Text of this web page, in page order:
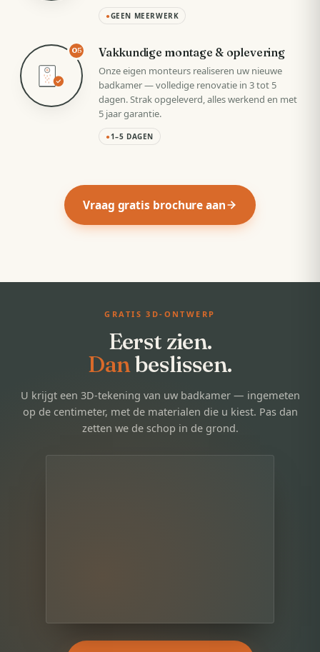
●GEEN MEERWERK
05 Vakkundige montage & oplevering
Onze eigen monteurs realiseren uw nieuwe
badkamer — volledige renovatie in 3 tot 5
dagen. Strak opgeleverd, alles werkend en met
5 jaar garantie.
●1–5 DAGEN
Vraag gratis brochure aan
GRATIS 3D-ONTWERP
Eerst zien.
Danbeslissen.
U krijgt een 3D-tekening van uw badkamer — ingemeten
op de centimeter, met de materialen die u kiest. Pas dan
zetten we de schop in de grond.